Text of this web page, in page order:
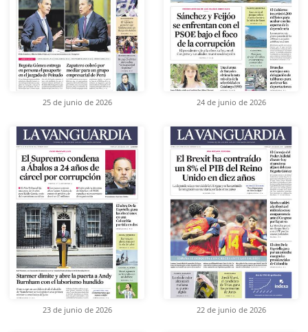
25 de junio de 2026 24 de junio de 2026
23 de junio de 2026 22 de junio de 2026